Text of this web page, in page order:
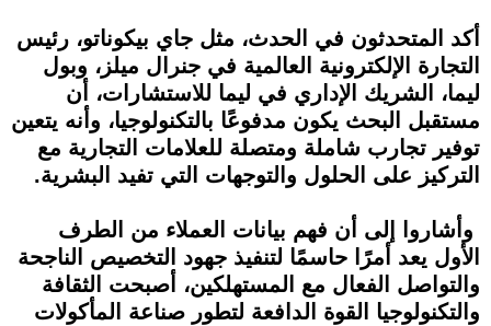
أكد المتحدثون في الحدث، مثل جاي بيكوناتو، رئيس
التجارة الإلكترونية العالمية في جنرال ميلز، وبول
ليما، الشريك الإداري في ليما للاستشارات، أن
مستقبل البحث يكون مدفوعًا بالتكنولوجيا، وأنه يتعين
توفير تجارب شاملة ومتصلة للعلامات التجارية مع
التركيز على الحلول والتوجهات التي تفيد البشرية.
وأشاروا إلى أن فهم بيانات العملاء من الطرف
الأول يعد أمرًا حاسمًا لتنفيذ جهود التخصيص الناجحة
والتواصل الفعال مع المستهلكين، أصبحت الثقافة
والتكنولوجيا القوة الدافعة لتطور صناعة المأكولات